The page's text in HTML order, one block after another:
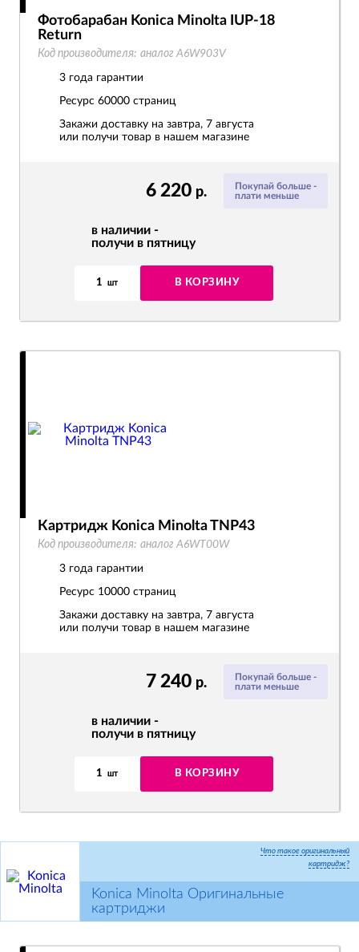
Покупай больше -
плати меньше
6 220 р.
в наличии -
получи в пятницу
1 шт В КОРЗИНУ
Фотобарабан Konica Minolta IUP-18
Return
Код производителя: аналог A6W903V
3 года гарантии
Ресурс 60000 страниц
Закажи доставку на завтра, 7 августа
или получи товар в нашем магазине
Покупай больше -
плати меньше
7 240 р.
в наличии -
получи в пятницу
1 шт В КОРЗИНУ
Картридж Konica Minolta TNP43
Код производителя: аналог A6WT00W
3 года гарантии
Ресурс 10000 страниц
Закажи доставку на завтра, 7 августа
или получи товар в нашем магазине
Что такое оригинальный
картридж?
Konica Minolta Оригинальные
картриджи